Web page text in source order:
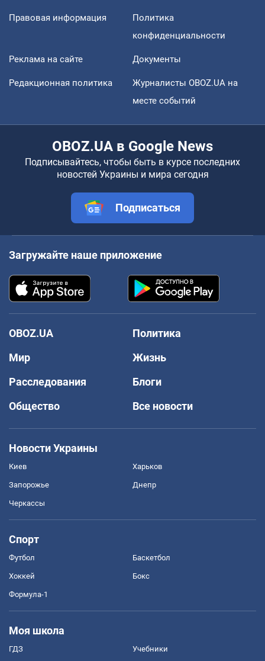
Правовая информация
Политика
конфиденциальности
Реклама на сайте Документы
Редакционная политика
Журналисты OBOZ.UA на
месте событий
OBOZ.UA в Google News
Подписывайтесь, чтобы быть в курсе последних
новостей Украины и мира сегодня
Подписаться
Загружайте наше приложение
OBOZ.UA
Политика
Мир
Жизнь
Расследования
Блоги
Общество
Все новости
Новости Украины
Киев Харьков
Запорожье Днепр
Черкассы
Спорт
Футбол Баскетбол
Хоккей Бокс
Формула-1
Моя школа
ГДЗ Учебники